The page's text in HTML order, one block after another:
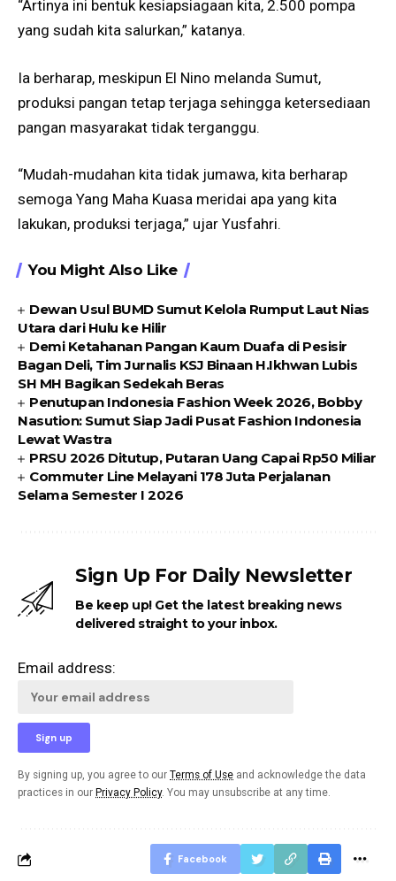
“Artinya ini bentuk kesiapsiagaan kita, 2.500 pompa
yang sudah kita salurkan,” katanya.
Ia berharap, meskipun El Nino melanda Sumut,
produksi pangan tetap terjaga sehingga ketersediaan
pangan masyarakat tidak terganggu.
“Mudah-mudahan kita tidak jumawa, kita berharap
semoga Yang Maha Kuasa meridai apa yang kita
lakukan, produksi terjaga,” ujar Yusfahri.
You Might Also Like
Dewan Usul BUMD Sumut Kelola Rumput Laut Nias
Utara dari Hulu ke Hilir
Demi Ketahanan Pangan Kaum Duafa di Pesisir
Bagan Deli, Tim Jurnalis KSJ Binaan H.Ikhwan Lubis
SH MH Bagikan Sedekah Beras
Penutupan Indonesia Fashion Week 2026, Bobby
Nasution: Sumut Siap Jadi Pusat Fashion Indonesia
Lewat Wastra
PRSU 2026 Ditutup, Putaran Uang Capai Rp50 Miliar
Commuter Line Melayani 178 Juta Perjalanan
Selama Semester I 2026
Sign Up For Daily Newsletter
Be keep up! Get the latest breaking news
delivered straight to your inbox.
Email address:
By signing up, you agree to our Terms of Use and acknowledge the data
practices in our Privacy Policy. You may unsubscribe at any time.
Facebook